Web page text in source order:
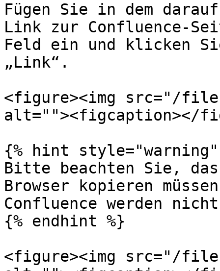
Fügen Sie in dem
Link zur Confluence-
Feld ein und klicken
„Link“.
<figure><img src="/files/
alt=""><figcaption></
{% hint style="warning"
Bitte beachten Sie,
Browser kopieren
Confluence werden
{% endhint %}
<figure><img src="/files/